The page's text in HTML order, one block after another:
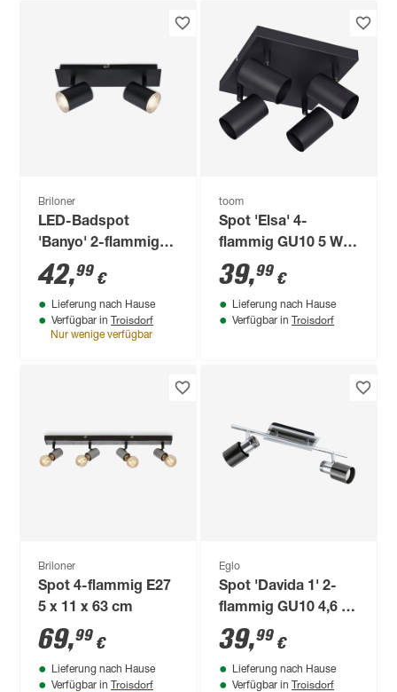
Briloner
LED-Badspot
'Banyo' 2-flammig
GU10 5 W 9,9 x 11,2
x 29 cm
42,99 €
Lieferung nach Hause
Verfügbar in Troisdorf
Nur wenige verfügbar
toom
Spot 'Elsa' 4-
flammig GU10 5 W
22 x 12 cm
39,99 €
Lieferung nach Hause
Verfügbar in Troisdorf
Briloner
Spot 4-flammig E27
5 x 11 x 63 cm
69,99 €
Lieferung nach Hause
Verfügbar in Troisdorf
Eglo
Spot 'Davida 1' 2-
flammig GU10 4,6 W
400 lm warmweiß 39
x 43,8 x 7 cm
39,99 €
Lieferung nach Hause
Verfügbar in Troisdorf